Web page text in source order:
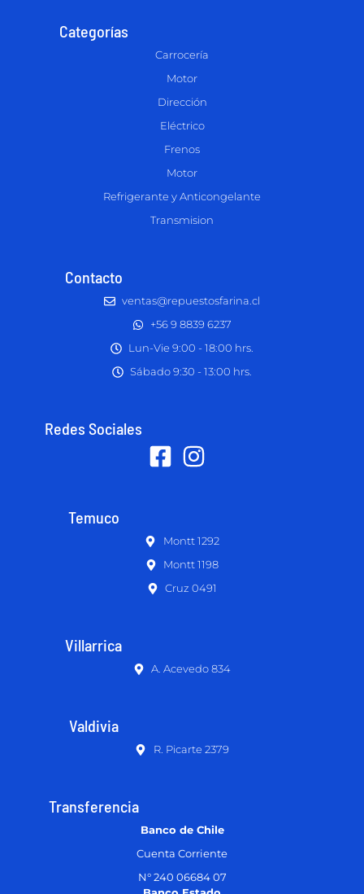
Categorías
Carrocería
Motor
Dirección
Eléctrico
Frenos
Motor
Refrigerante y Anticongelante
Transmision
Contacto
ventas@repuestosfarina.cl
+56 9 8839 6237
Lun-Vie 9:00 - 18:00 hrs.
Sábado 9:30 - 13:00 hrs.
Redes Sociales
Temuco
Montt 1292
Montt 1198
Cruz 0491
Villarrica
A. Acevedo 834
Valdivia
R. Picarte 2379
Transferencia
Banco de Chile
Cuenta Corriente
N° 240 06684 07